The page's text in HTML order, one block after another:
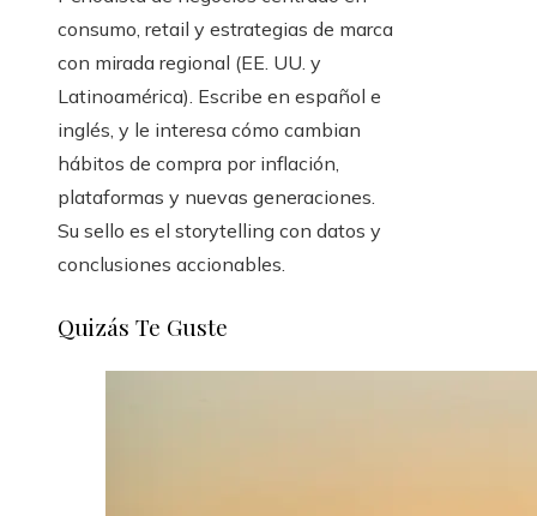
consumo, retail y estrategias de marca
con mirada regional (EE. UU. y
Latinoamérica). Escribe en español e
inglés, y le interesa cómo cambian
hábitos de compra por inflación,
plataformas y nuevas generaciones.
Su sello es el storytelling con datos y
conclusiones accionables.
Quizás Te Guste